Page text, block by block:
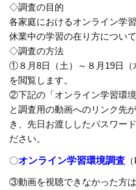
◇調査の目的
各家庭におけるオンライン学
休業中の学習の在り方につい
◇調査の方法
①８月8日（土）～８月19日（
を閲覧します。
②下記の「オンライン学習環
と調査用の動画へのリンク先
き、先日お渡ししたパスワー
ださい。
〇オンライン学習環境調査
③動画を視聴できなかった方